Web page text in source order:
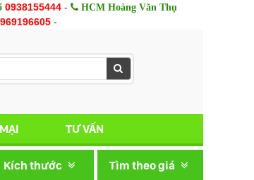
0938155444 - HCM Hoàng Văn Thụ
-
TƯ VẤN
Tìm theo giá
Kích thước